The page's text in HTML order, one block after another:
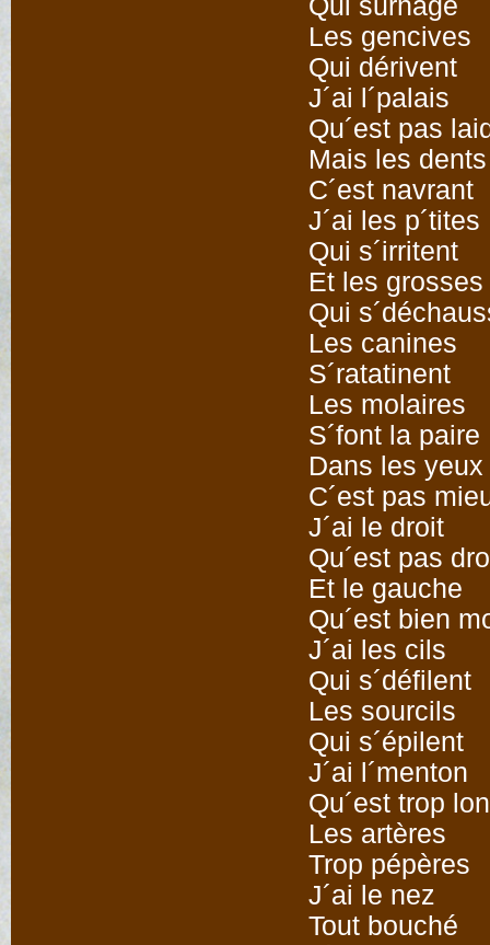
Qui surnage
Les gencives
Qui dérivent
J´ai l´palais
Qu´est pas
Mais les dents
C´est navrant
J´ai les p´tites
Qui s´irritent
Et les grosses
Qui
Les canines
S´ratatinent
Les molaires
S´font la paire
Dans les yeux
C´est pas
J´ai le droit
Qu´est pas
Et le gauche
Qu´est bien
J´ai les cils
Qui s´défilent
Les sourcils
Qui s´épilent
J´ai l´menton
Qu´est trop
Les artères
Trop pépères
J´ai le nez
Tout bouché